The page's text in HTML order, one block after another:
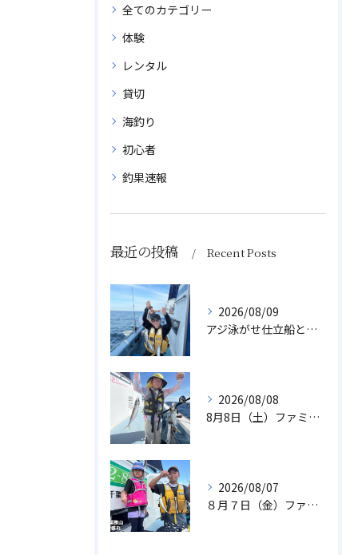
全てのカテゴリー
体験
レンタル
貸切
海釣り
初心者
釣果速報
最近の投稿 Recent Posts
2026/08/09
アジ泳がせ仕立船とスルメイカ船
2026/08/08
8月8日（土）ファミリーアジ
2026/08/07
８月７日（金）ファミリフィッシング